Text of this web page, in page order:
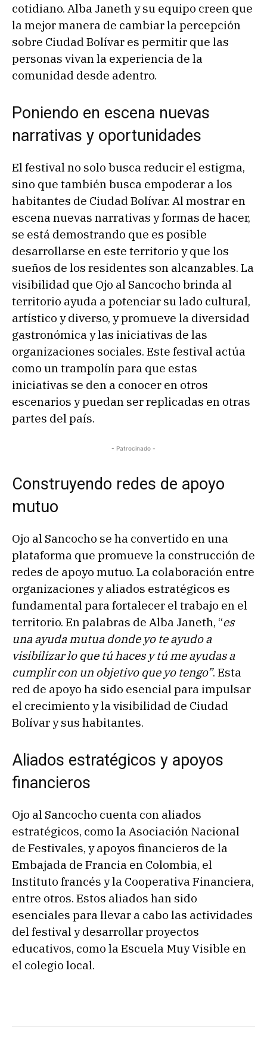
cotidiano. Alba Janeth y su equipo creen que
la mejor manera de cambiar la percepción
sobre Ciudad Bolívar es permitir que las
personas vivan la experiencia de la
comunidad desde adentro.
Poniendo en escena nuevas
narrativas y oportunidades
El festival no solo busca reducir el estigma,
sino que también busca empoderar a los
habitantes de Ciudad Bolívar. Al mostrar en
escena nuevas narrativas y formas de hacer,
se está demostrando que es posible
desarrollarse en este territorio y que los
sueños de los residentes son alcanzables. La
visibilidad que Ojo al Sancocho brinda al
territorio ayuda a potenciar su lado cultural,
artístico y diverso, y promueve la diversidad
gastronómica y las iniciativas de las
organizaciones sociales. Este festival actúa
como un trampolín para que estas
iniciativas se den a conocer en otros
escenarios y puedan ser replicadas en otras
partes del país.
- Patrocinado -
Construyendo redes de apoyo
mutuo
Ojo al Sancocho se ha convertido en una
plataforma que promueve la construcción de
redes de apoyo mutuo. La colaboración entre
organizaciones y aliados estratégicos es
fundamental para fortalecer el trabajo en el
territorio. En palabras de Alba Janeth, “es
una ayuda mutua donde yo te ayudo a
visibilizar lo que tú haces y tú me ayudas a
cumplir con un objetivo que yo tengo”. Esta
red de apoyo ha sido esencial para impulsar
el crecimiento y la visibilidad de Ciudad
Bolívar y sus habitantes.
Aliados estratégicos y apoyos
financieros
Ojo al Sancocho cuenta con aliados
estratégicos, como la Asociación Nacional
de Festivales, y apoyos financieros de la
Embajada de Francia en Colombia, el
Instituto francés y la Cooperativa Financiera,
entre otros. Estos aliados han sido
esenciales para llevar a cabo las actividades
del festival y desarrollar proyectos
educativos, como la Escuela Muy Visible en
el colegio local.